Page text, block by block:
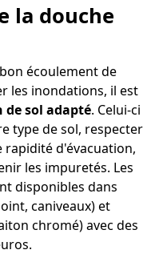
la douche
écoulement de
les inondations, il est
de sol adapté. Celui-ci
type de sol, respecter
rapidité d'évacuation,
les impuretés. Les
disponibles dans
caniveaux) et
chromé) avec des